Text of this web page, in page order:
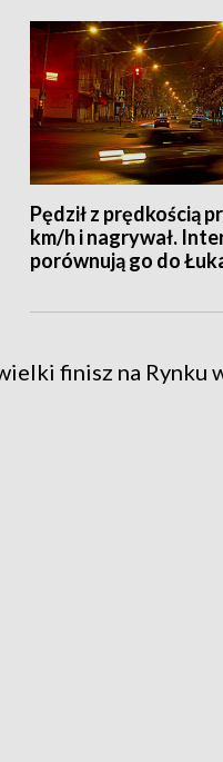
Pędził z prędkością
km/h i nagrywał.
porównują go do
finisz na Rynku